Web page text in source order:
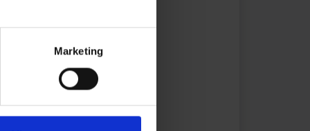
Marketing